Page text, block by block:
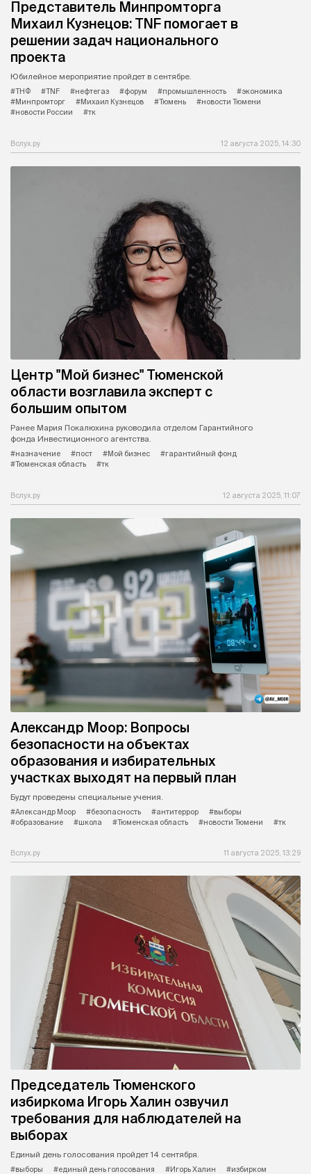
Представитель Минпромторга
Михаил Кузнецов: TNF помогает в
решении задач национального
проекта
Юбилейное мероприятие пройдет в сентябре.
#ТНФ
#TNF #нефтегаз #форум #промышленность
#экономика
#Минпромторг
#Михаил Кузнецов #Тюмень
#новости Тюмени
#новости России
#тк
Вслух.ру 12 августа 2025, 14:30
Центр "Мой бизнес" Тюменской
области возглавила эксперт с
большим опытом
Ранее Мария Покалюхина руководила отделом Гарантийного
фонда Инвестиционного агентства.
#назначение
#пост #Мой бизнес
#гарантийный фонд
#Тюменская область
#тк
Вслух.ру 12 августа 2025, 11:07
Александр Моор: Вопросы
безопасности на объектах
образования и избирательных
участках выходят на первый план
Будут проведены специальные учения.
#Александр Моор
#безопасность #антитеррор
#выборы
#образование
#школа #Тюменская область #новости Тюмени #тк
Вслух.ру 11 августа 2025, 13:29
Председатель Тюменского
избиркома Игорь Халин озвучил
требования для наблюдателей на
выборах
Единый день голосования пройдет 14 сентября.
#выборы
#единый день голосования #Игорь Халин
#избирком